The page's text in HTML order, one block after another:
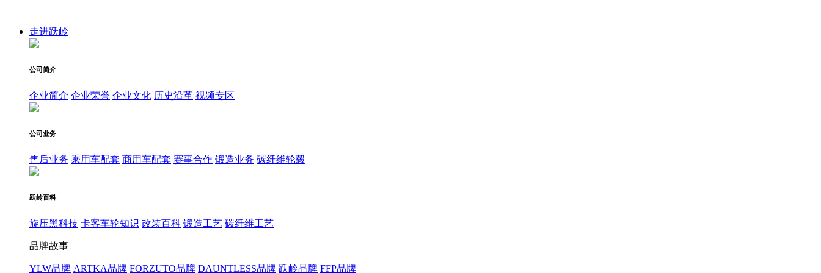
走进跃岭
公司简介
企业简介 企业荣誉 企业文化 历史沿革 视频专区
公司业务
售后业务 乘用车配套 商用车配套 赛事合作 锻造业务 碳纤维轮毂
跃岭百科
旋压黑科技 卡客车轮知识 改装百科 锻造工艺 碳纤维工艺
品牌故事
YLW品牌 ARTKA品牌 FORZUTO品牌 DAUNTLESS品牌 跃岭品牌 FFP品牌